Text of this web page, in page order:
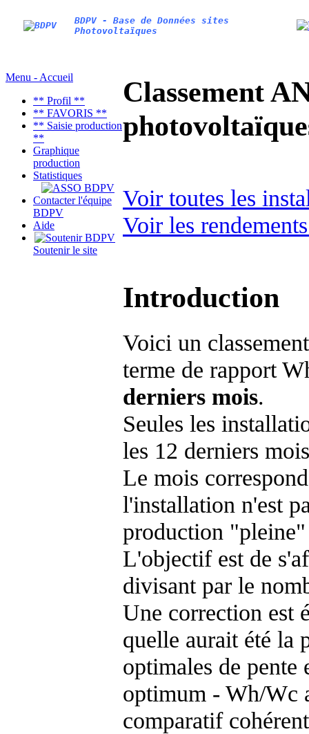
BDPV - Base de Données sites
Photovoltaïques
Menu - Accueil
** Profil **
** FAVORIS **
** Saisie production
**
Graphique
production
Statistiques
Contacter l'équipe
BDPV
Aide
Soutenir le site
Classement
Voir toutes les
Voir les
Introduction
Voici un
terme de rapport
derniers mois.
Seules les
les 12 derniers
Le mois
l'installation n'est
production "pleine"
L'objectif est de
divisant par le
Une correction est
quelle aurait été la
optimales de
optimum - Wh/Wc
comparatif